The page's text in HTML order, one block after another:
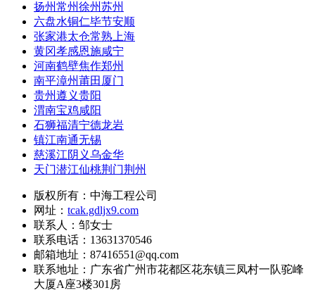
扬州常州徐州苏州
六盘水铜仁毕节安顺
张家港太仓常熟上海
黄冈孝感恩施咸宁
河南鹤壁焦作郑州
南平漳州莆田厦门
贵州遵义贵阳
渭南宝鸡咸阳
石狮福清宁德龙岩
镇江南通无锡
慈溪江阴义乌金华
天门潜江仙桃荆门荆州
版权所有：中海工程公司
网址： tcak.gdljx9.com
联系人：邹女士
联系电话：13631370546
邮箱地址：87416551@qq.com
联系地址： 广东省广州市花都区花东镇三凤村一队驼峰
大厦A座3楼301房